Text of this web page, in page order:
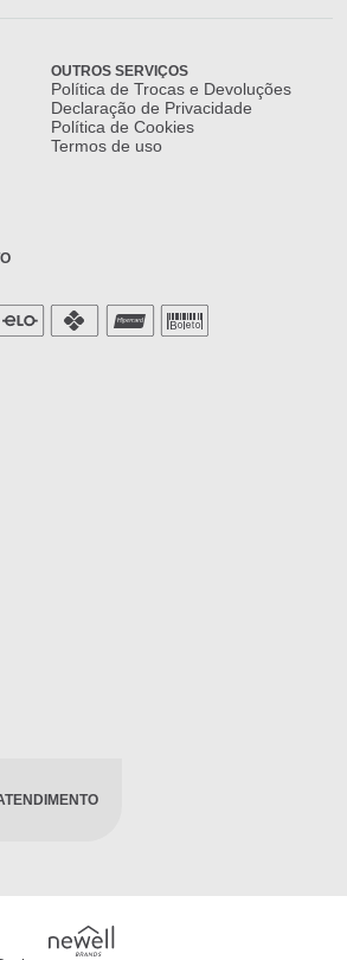
OUTROS SERVIÇOS
Política de Trocas e Devoluções
Declaração de Privacidade
Política de Cookies
Termos de uso